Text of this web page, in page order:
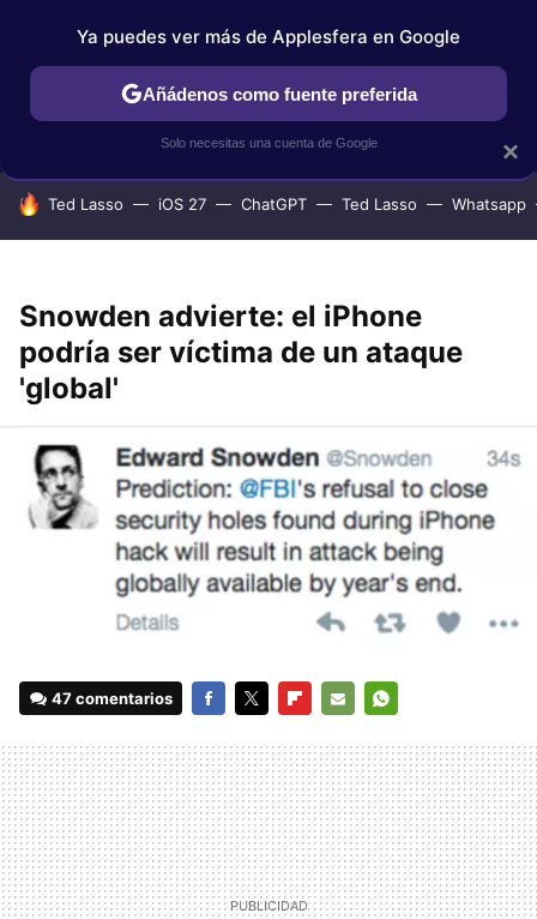
IPHONE TUTORIALES APPLESFERA SELECCIÓN
HOY SE HABLA DE
Ted Lasso iOS 27 ChatGPT Ted Lasso Whatsapp
Snowden advierte: el iPhone
podría ser víctima de un ataque
'global'
47 comentarios
MAIL
×
Ya puedes ver más de Applesfera en Google
Añádenos como fuente preferida
Solo necesitas una cuenta de Google